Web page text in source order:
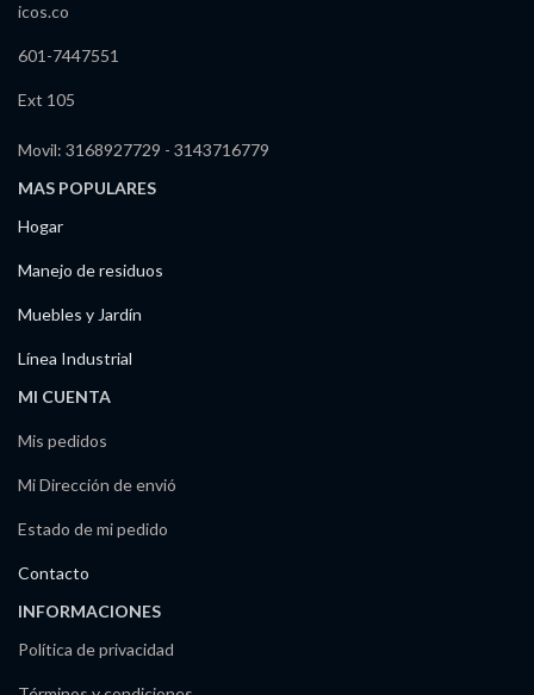
icos.co
601-7447551
Ext 105
Movil: 3168927729 - 3143716779
MAS POPULARES
Hogar
Manejo de residuos
Muebles y Jardín
Línea Industrial
MI CUENTA
Mis pedidos
Mi Dirección de envió
Estado de mi pedido
Contacto
INFORMACIONES
Política de privacidad